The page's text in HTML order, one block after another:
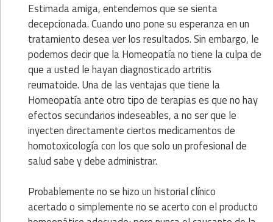
Estimada amiga, entendemos que se sienta
decepcionada. Cuando uno pone su esperanza en un
tratamiento desea ver los resultados. Sin embargo, le
podemos decir que la Homeopatía no tiene la culpa de
que a usted le hayan diagnosticado artritis
reumatoide. Una de las ventajas que tiene la
Homeopatía ante otro tipo de terapias es que no hay
efectos secundarios indeseables, a no ser que le
inyecten directamente ciertos medicamentos de
homotoxicología con los que solo un profesional de
salud sabe y debe administrar.
Probablemente no se hizo un historial clínico
acertado o simplemente no se acerto con el producto